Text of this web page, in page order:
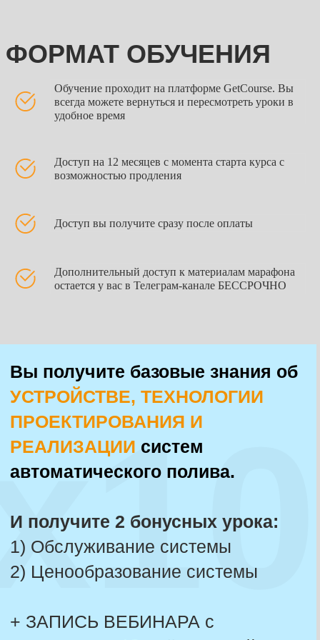
Обучение проходит на платформе GetCourse. Вы
всегда можете вернуться и пересмотреть уроки в
удобное время
Доступ на 12 месяцев с момента старта курса с
возможностью продления
Доступ вы получите сразу после оплаты
Дополнительный доступ к материалам марафона
остается у вас в Телеграм-канале БЕССРОЧНО